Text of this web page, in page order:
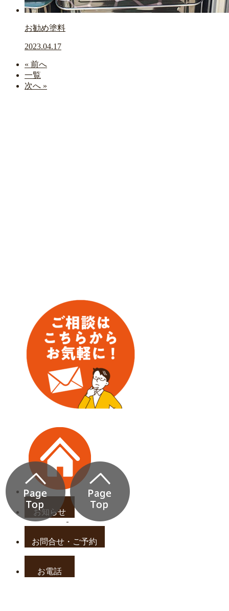
お勧め塗料
2023.04.17
« 前へ
一覧
次へ »
お知らせ
お問合せ・ご予約
お電話